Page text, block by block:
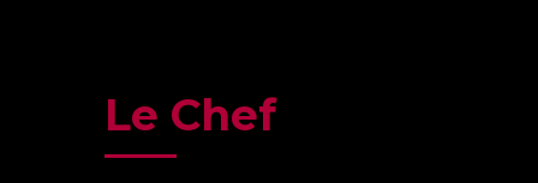
Le Chef